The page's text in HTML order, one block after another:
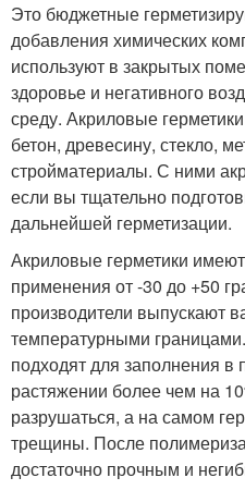
Это бюджетные
добавления химических
используют в закрытых
здоровье и негативного
среду. Акриловые
бетон, древесину, стекло,
стройматериалы. С ними
если вы тщательно
дальнейшей герметизации.
Акриловые герметики
применения от -30 до +50
производители выпускают
температурными
подходят для заполнения
растяжении более чем на
разрушаться, а на самом
трещины. После
достаточно прочным и